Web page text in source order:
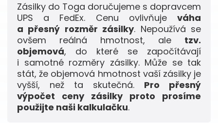
Zásilky do Toga doručujeme s dopravcem
UPS a FedEx. Cenu ovlivňuje váha
a přesný rozměr zásilky. Nepoužívá se
ovšem reálná hmotnost, ale tzv.
objemová, do které se započítávají
i samotné rozměry zásilky. Může se tak
stát, že objemová hmotnost vaší zásilky je
vyšší, než ta skutečná. Pro přesný
výpočet ceny zásilky proto prosíme
použijte naši kalkulačku.